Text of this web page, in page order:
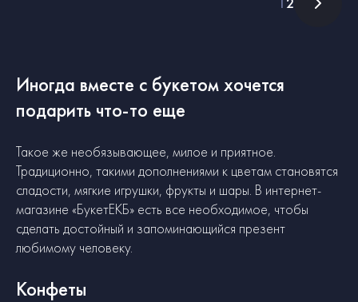
Иногда вместе с букетом хочется
подарить что-то еще
Такое же необязывающее, милое и приятное.
Традиционно, такими дополнениями к цветам становятся
сладости, мягкие игрушки, фрукты и шары. В интернет-
магазине «БукетЕКБ» есть все необходимое, чтобы
сделать достойный и запоминающийся презент
любимому человеку.
Конфеты